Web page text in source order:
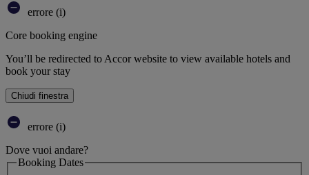
errore (i)
Core booking engine
You’ll be redirected to Accor website to view available hotels and
book your stay
Chiudi finestra
errore (i)
Dove vuoi andare?
Booking Dates